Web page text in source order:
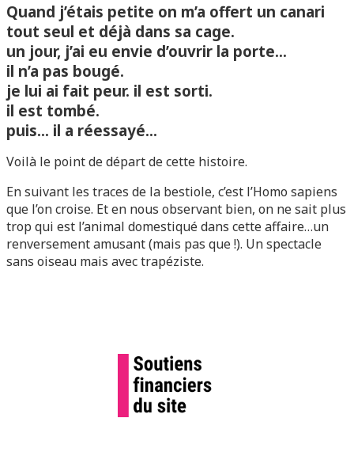
Quand j’étais petite on m’a offert un canari
tout seul et déjà dans sa cage.
un jour, j’ai eu envie d’ouvrir la porte…
il n’a pas bougé.
je lui ai fait peur. il est sorti.
il est tombé.
puis… il a réessayé…
Voilà le point de départ de cette histoire.
En suivant les traces de la bestiole, c’est l’Homo sapiens
que l’on croise. Et en nous observant bien, on ne sait plus
trop qui est l’animal domestiqué dans cette affaire…un
renversement amusant (mais pas que !). Un spectacle
sans oiseau mais avec trapéziste.